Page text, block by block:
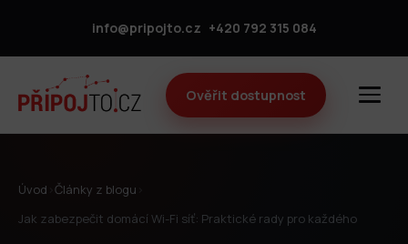
info@pripojto.cz +420 792 315 084
Ověřit dostupnost
Úvod Články z blogu
Jak zabezpečit domácí Wi-Fi síť: Praktické rady pro každého